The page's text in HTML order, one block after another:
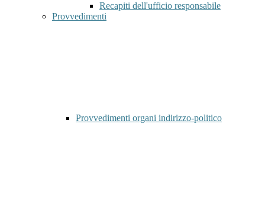
Recapiti dell'ufficio responsabile
Provvedimenti
Provvedimenti organi indirizzo-politico